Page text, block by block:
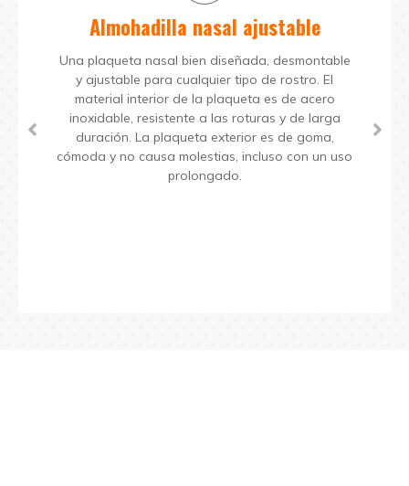
Almohadilla nasal ajustable
Una plaqueta nasal bien diseñada, desmontable
y ajustable para cualquier tipo de rostro. El
material interior de la plaqueta es de acero
inoxidable, resistente a las roturas y de larga
duración. La plaqueta exterior es de goma,
cómoda y no causa molestias, incluso con un uso
prolongado.